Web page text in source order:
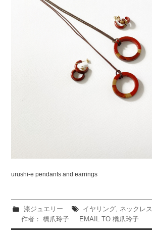
urushi-e pendants and earrings
漆ジュエリー イヤリング, ネックレス
作者： 橋爪玲子
EMAIL TO 橋爪玲子